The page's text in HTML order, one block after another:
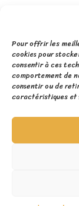
Pour offrir les
cookies pour
consentir à ces
comportement de
consentir ou de
caractéristiques et